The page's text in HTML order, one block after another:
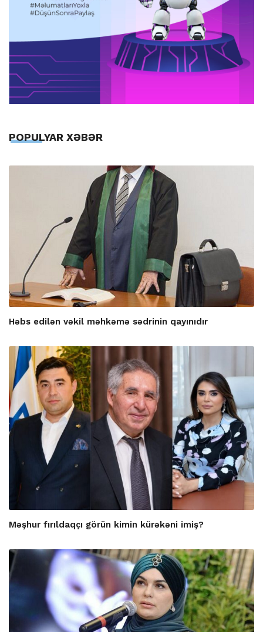
POPULYAR XƏBƏR
Həbs edilən vəkil məhkəmə sədrinin qayınıdır
Məşhur fırıldaqçı görün kimin kürəkəni imiş?